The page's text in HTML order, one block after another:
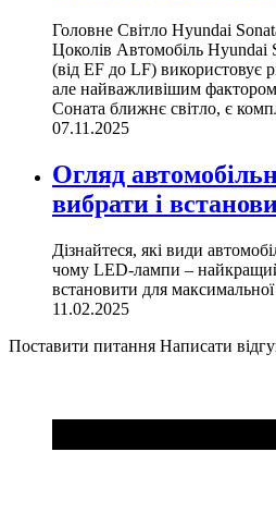
Головне Світло Hyundai
Цоколів Автомобіль Hyundai
(від EF до LF) використовує
але найважливішим
Соната ближнє світло, є
07.11.2025
Огляд
вибрати і
Дізнайтеся, які види
чому LED-лампи – найкращий
встановити для максимальної
11.02.2025
Поставити питання Написати